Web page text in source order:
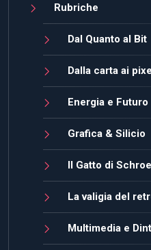
Rubriche
Dal Quanto al Bit
Dalla carta ai
Energia e Futuro
Grafica & Silicio
Il Gatto di
La valigia del
Multimedia e